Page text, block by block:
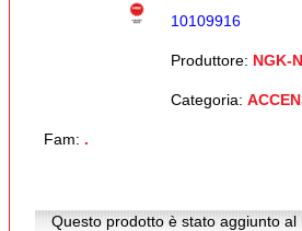
10109916
Produttore: NGK-
Categoria:
Fam: .
Questo prodotto è stato aggiunto al